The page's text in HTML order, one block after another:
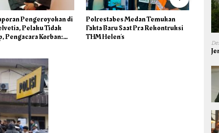
Medan Temukan
Saat Pra Rekontruksi
Polrestabes Medan Tangkap
Pemasok Narkoba ke Helen’s
Jalan Setia Budi